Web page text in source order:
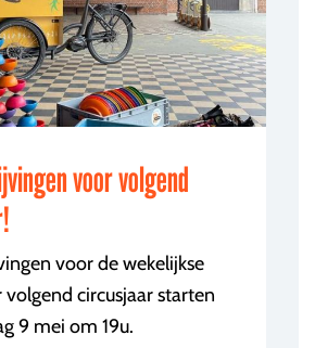
voor volgend
voor de wekelijkse
volgend circusjaar starten
9 mei om 19u.